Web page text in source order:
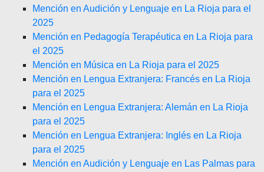
Mención en Audición y Lenguaje en La Rioja para el
2025
Mención en Pedagogía Terapéutica en La Rioja para
el 2025
Mención en Música en La Rioja para el 2025
Mención en Lengua Extranjera: Francés en La Rioja
para el 2025
Mención en Lengua Extranjera: Alemán en La Rioja
para el 2025
Mención en Lengua Extranjera: Inglés en La Rioja
para el 2025
Mención en Audición y Lenguaje en Las Palmas para